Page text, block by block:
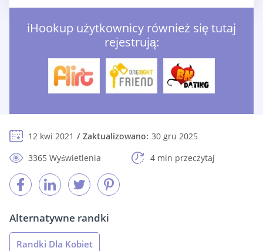
iHookup użytkownicy również się tutaj
rejestrują:
12 kwi 2021 Zaktualizowano: 30 gru 2025
3365 Wyświetlenia
4 min przeczytaj
Alternatywne randki
Randki Dla Kobiet